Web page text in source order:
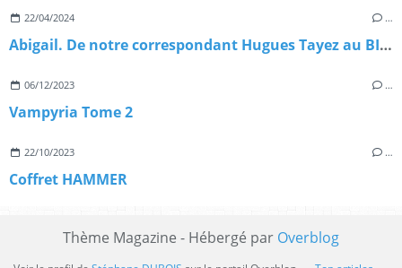
22/04/2024 …
Abigail. De notre correspondant Hugues Tayez au BIFFF 2024
06/12/2023 …
Vampyria Tome 2
22/10/2023 …
Coffret HAMMER
Thème Magazine - Hébergé par Overblog